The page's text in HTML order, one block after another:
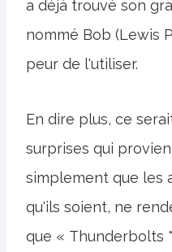
a déjà trouvé son
nommé Bob (Lewis
peur de l'utiliser.
En dire plus, ce
surprises qui
simplement que les
qu'ils soient, ne
que « Thunderbolts